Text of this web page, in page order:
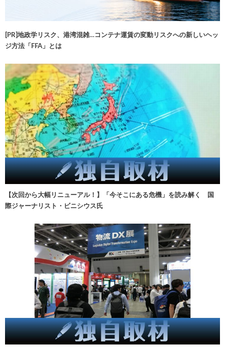
[PR]地政学リスク、港湾混雑…コンテナ運賃の変動リスクへの新しいヘッ
ジ方法「FFA」とは
【次回から大幅リニューアル！】「今そこにある危機」を読み解く 国
際ジャーナリスト・ビニシウス氏